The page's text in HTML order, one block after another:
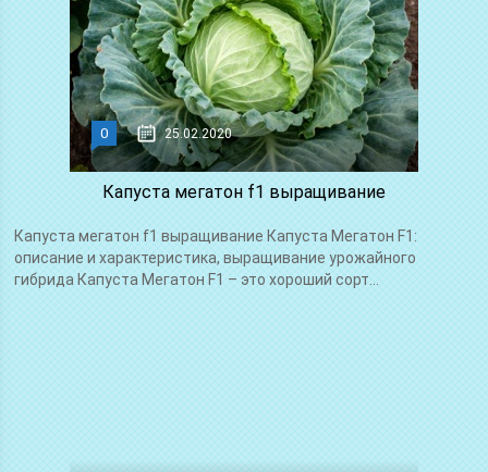
0 25.02.2020
Капуста мегатон f1 выращивание
Капуста мегатон f1 выращивание Капуста Мегатон F1:
описание и характеристика, выращивание урожайного
гибрида Капуста Мегатон F1 – это хороший сорт...